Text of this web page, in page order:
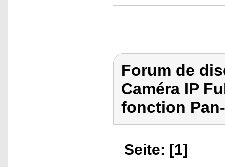
Forum de
Caméra IP
fonction
Seite: [1]